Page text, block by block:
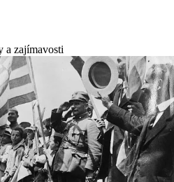
a zajímavosti